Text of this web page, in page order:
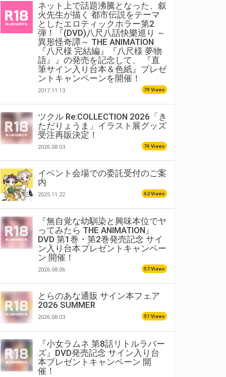
ネット上で話題沸騰となった、叙
火先生が描く 都市伝説をテーマ
としたエロティックホラー第2
弾！『(DVD)八尺八話快樂巡り ～
異形怪奇譚～ THE ANIMATION
『八尺様 完結編』『八尺様 夢物
語』』の発売を記念して、 『直
筆サイン入り台本＆色紙』プレゼ
ントキャンペーンを開催！
2017.11.13 79 Views
ツクル Re:COLLECTION 2026「き
ただりょうま」イラスト展グッズ
受注再販決定！
2026.08.03 74 Views
イベント会場での委託受付のご案
内
2025.11.22 62 Views
『無自覚な幼馴染と興味本位でヤ
ってみたら THE ANIMATION』
DVD 第1巻・第2巻発売記念 サイ
ン入り台本プレゼントキャンペー
ン 開催！
2026.08.06 57 Views
とらのあな通販 サイン本フェア
2026 SUMMER
2026.08.03 51 Views
『小女ラムネ 第8話リトルラバー
ズ』DVD発売記念 サイン入り台
本プレゼントキャンペーン 開
催！